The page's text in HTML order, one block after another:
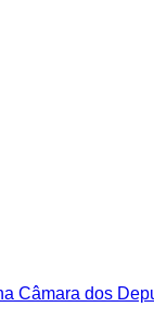
Câmara dos